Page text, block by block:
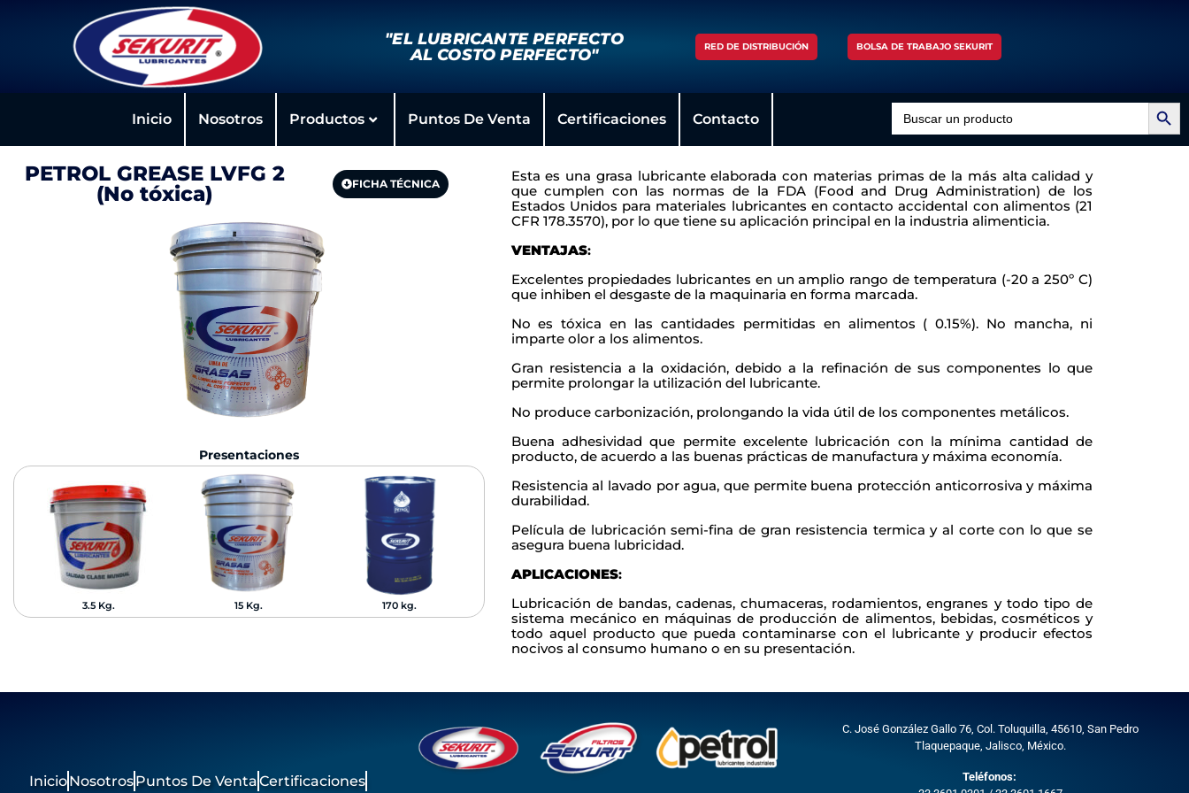
"EL LUBRICANTE PERFECTO
AL COSTO PERFECTO"
RED DE DISTRIBUCIÓN BOLSA DE TRABAJO SEKURIT
Inicio Nosotros Productos Puntos De Venta Certificaciones Contacto
Search
for:
Search Button
PETROL GREASE LVFG 2
(No tóxica)
FICHA TÉCNICA
Presentaciones
3.5 Kg. 15 Kg. 170 kg. 3.5 Kg. 15 Kg. 170 kg.
Esta es una grasa lubricante elaborada con materias primas de la más alta calidad y
que cumplen con las normas de la FDA (Food and Drug Administration) de los
Estados Unidos para materiales lubricantes en contacto accidental con alimentos (21
CFR 178.3570), por lo que tiene su aplicación principal en la industria alimenticia.
VENTAJAS:
Excelentes propiedades lubricantes en un amplio rango de temperatura (-20 a 250º C)
que inhiben el desgaste de la maquinaria en forma marcada.
No es tóxica en las cantidades permitidas en alimentos ( 0.15%). No mancha, ni
imparte olor a los alimentos.
Gran resistencia a la oxidación, debido a la refinación de sus componentes lo que
permite prolongar la utilización del lubricante.
No produce carbonización, prolongando la vida útil de los componentes metálicos.
Buena adhesividad que permite excelente lubricación con la mínima cantidad de
producto, de acuerdo a las buenas prácticas de manufactura y máxima economía.
Resistencia al lavado por agua, que permite buena protección anticorrosiva y máxima
durabilidad.
Película de lubricación semi-fina de gran resistencia termica y al corte con lo que se
asegura buena lubricidad.
APLICACIONES:
Lubricación de bandas, cadenas, chumaceras, rodamientos, engranes y todo tipo de
sistema mecánico en máquinas de producción de alimentos, bebidas, cosméticos y
todo aquel producto que pueda contaminarse con el lubricante y producir efectos
nocivos al consumo humano o en su presentación.
InicioNosotrosPuntos De VentaCertificaciones
C. José González Gallo 76, Col. Toluquilla, 45610,San Pedro
Tlaquepaque, Jalisco, México.
Teléfonos: